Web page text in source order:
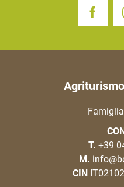
T. +39
M.
CIN